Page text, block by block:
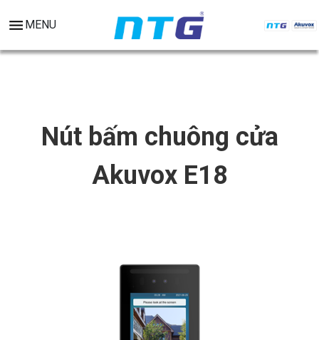
MENU
Nút bấm chuông cửa
Akuvox E18